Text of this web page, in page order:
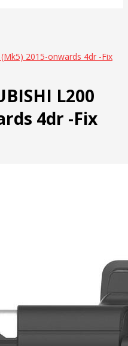
2015-onwards 4dr -Fix
L200
4dr -Fix